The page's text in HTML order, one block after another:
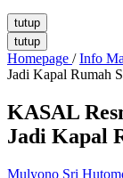
tutup
tutup
Homepage / Info
Jadi Kapal Rumah
KASAL
Jadi Kapal
Mulyono Sri